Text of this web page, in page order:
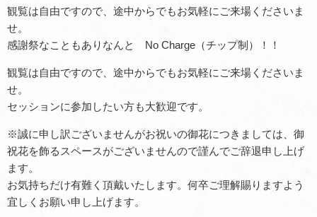
観覧は自由ですので、途中からでもお気軽にご来場くださいま
せ。
感謝祭なこともありなんと No Charge（チップ制）！！
観覧は自由ですので、途中からでもお気軽にご来場くださいま
せ。
セッションに参加したい方も大歓迎です。
※誠に申し訳ございませんがお祝いの御花につきましては、御
祝花を飾るスペースがございませんので謹んでご辞退申し上げ
ます。
お気持ちだけ有難く頂戴いたします。何卒ご理解賜りますよう
宜しくお願い申し上げます。